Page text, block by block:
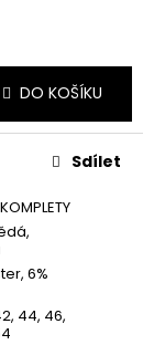
DO KOŠÍKU
6%
44, 46,
Sdílet